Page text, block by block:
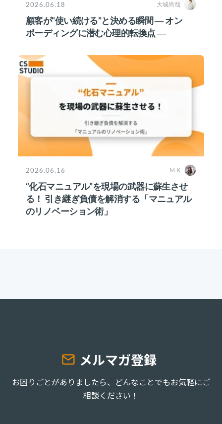
2026.06.18 大城尚哉
顧客が“使い続ける”と決める瞬間 ― オン
ボーディングに潜む心理的転換点 ―
2026.06.16 M.K
“化石マニュアル”を現場の武器に蘇生させ
る！ 引き継ぎ負債を解消する「マニュアル
のリノベーション術」
メルマガ登録
お困りごとがありましたら、どんなことでもお気軽にご
相談ください！